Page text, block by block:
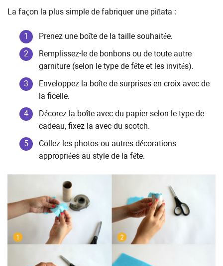
La façon la plus simple de fabriquer une piñata :
Prenez une boîte de la taille souhaitée.
Remplissez-le de bonbons ou de toute autre
garniture (selon le type de fête et les invités).
Enveloppez la boîte de surprises en croix avec de
la ficelle.
Décorez la boîte avec du papier selon le type de
cadeau, fixez-la avec du scotch.
Collez les photos ou autres décorations
appropriées au style de la fête.